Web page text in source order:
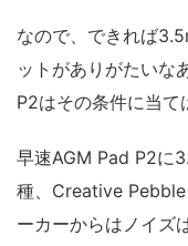
なので、できれば
ットがありがたいな
P2はその条件に当て
早速AGM Pad P2に
種、Creative
ーカーからはノイズ